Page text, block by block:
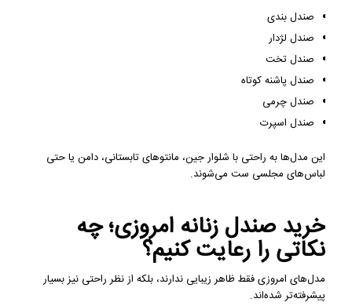
صندل بندی
صندل لژدار
صندل تخت
صندل پاشنه کوتاه
صندل چرمی
صندل اسپرت
این مدل‌ها به راحتی با شلوار جین، مانتوهای تابستانی، دامن یا حتی
لباس‌های مجلسی ست می‌شوند.
خرید صندل زنانه امروزی؛ چه
نکاتی را رعایت کنیم؟
مدل‌های امروزی فقط ظاهر زیبایی ندارند، بلکه از نظر راحتی نیز بسیار
پیشرفته‌تر شده‌اند.